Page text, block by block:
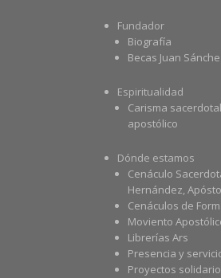
Fundador
Biografía
Becas Juan
Espiritualidad
Carisma
apostólico
Dónde estamos
Cenáculo
Hernández,
Cenáculos de
Moviento
Librerías Ars
Presencia y
Proyectos